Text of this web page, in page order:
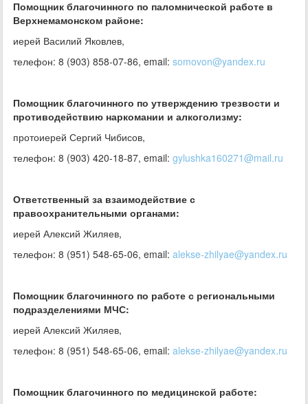
Помощник благочинного по паломнической работе в
Верхнемамонском районе:
иерей Василий Яковлев,
телефон: 8 (903) 858-07-86, email: somovon@yandex.ru
Помощник благочинного по утверждению трезвости и
противодействию наркомании и алкоголизму:
протоиерей Сергий Чибисов,
телефон: 8 (903) 420-18-87, email: gylushka160271@mail.ru
Ответственный за взаимодействие с
правоохранительными органами:
иерей Алексий Жиляев,
телефон: 8 (951) 548-65-06, email: alekse-zhilyae@yandex.ru
Помощник благочинного по работе с региональными
подразделениями МЧС:
иерей Алексий Жиляев,
телефон: 8 (951) 548-65-06, email: alekse-zhilyae@yandex.ru
Помощник благочинного по медицинской работе: